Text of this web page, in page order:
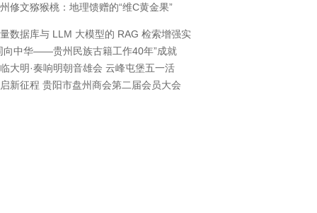
修文猕猴桃：地理馈赠的“维C黄金果”
数据库与 LLM 大模型的 RAG 检索增强实
向中华——贵州民族古籍工作40年”成就
大明·奏响明朝音雄会 云峰屯堡五一活
新征程 贵阳市盘州商会第二届会员大会